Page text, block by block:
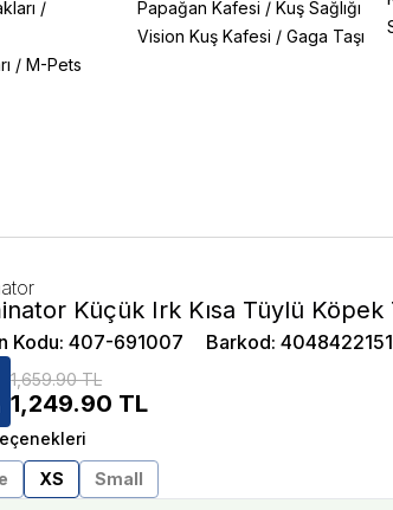
/
/M-Pets
Papağan Kafesi / Kuş Sağlığı
Vision Kuş Kafesi / Gaga Taşı
Küçük Irk Kısa Tüylü Köpek
Kodu:407-691007 Barkod:
1,659.90 TL
1,249.90 TL
XS Small